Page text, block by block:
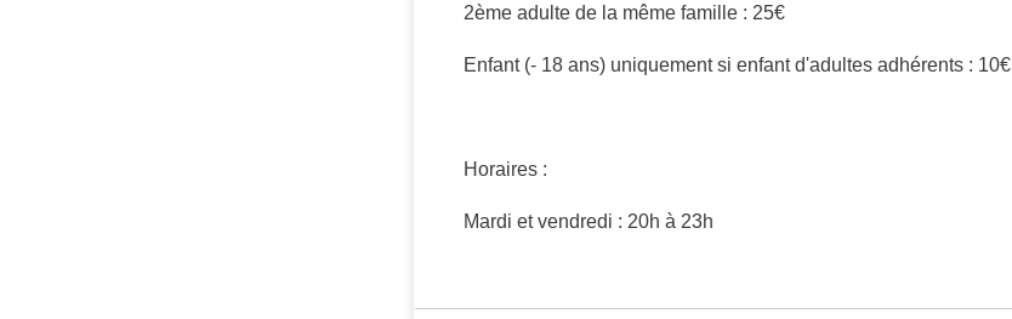
2ème adulte de la même famille : 25€
Enfant (- 18 ans) uniquement si enfant d'adultes adhérents : 10€
Horaires :
Mardi et vendredi : 20h à 23h